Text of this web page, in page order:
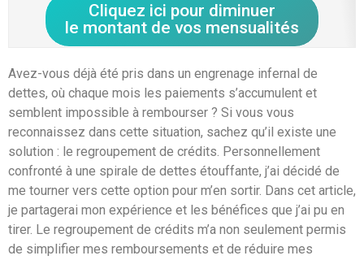
Cliquez ici pour diminuer
le montant de vos mensualités
Avez-vous déjà été pris dans un engrenage infernal de
dettes, où chaque mois les paiements s’accumulent et
semblent impossible à rembourser ? Si vous vous
reconnaissez dans cette situation, sachez qu’il existe une
solution : le regroupement de crédits. Personnellement
confronté à une spirale de dettes étouffante, j’ai décidé de
me tourner vers cette option pour m’en sortir. Dans cet article,
je partagerai mon expérience et les bénéfices que j’ai pu en
tirer. Le regroupement de crédits m’a non seulement permis
de simplifier mes remboursements et de réduire mes